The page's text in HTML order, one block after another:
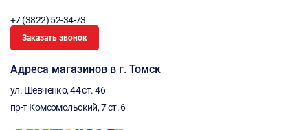
+7 (3822) 52-34-73
Заказать звонок
Адреса магазинов в г. Томск
ул. Шевченко, 44 ст. 46
пр-т Комсомольский, 7 ст. 6